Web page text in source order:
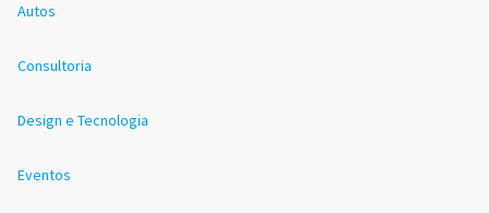
Autos
Consultoria
Design e Tecnologia
Eventos